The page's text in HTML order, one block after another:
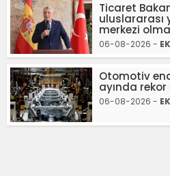
Ticaret
uluslararası
merkezi
06-08-2026 -
Otomotiv
ayında
06-08-2026 -